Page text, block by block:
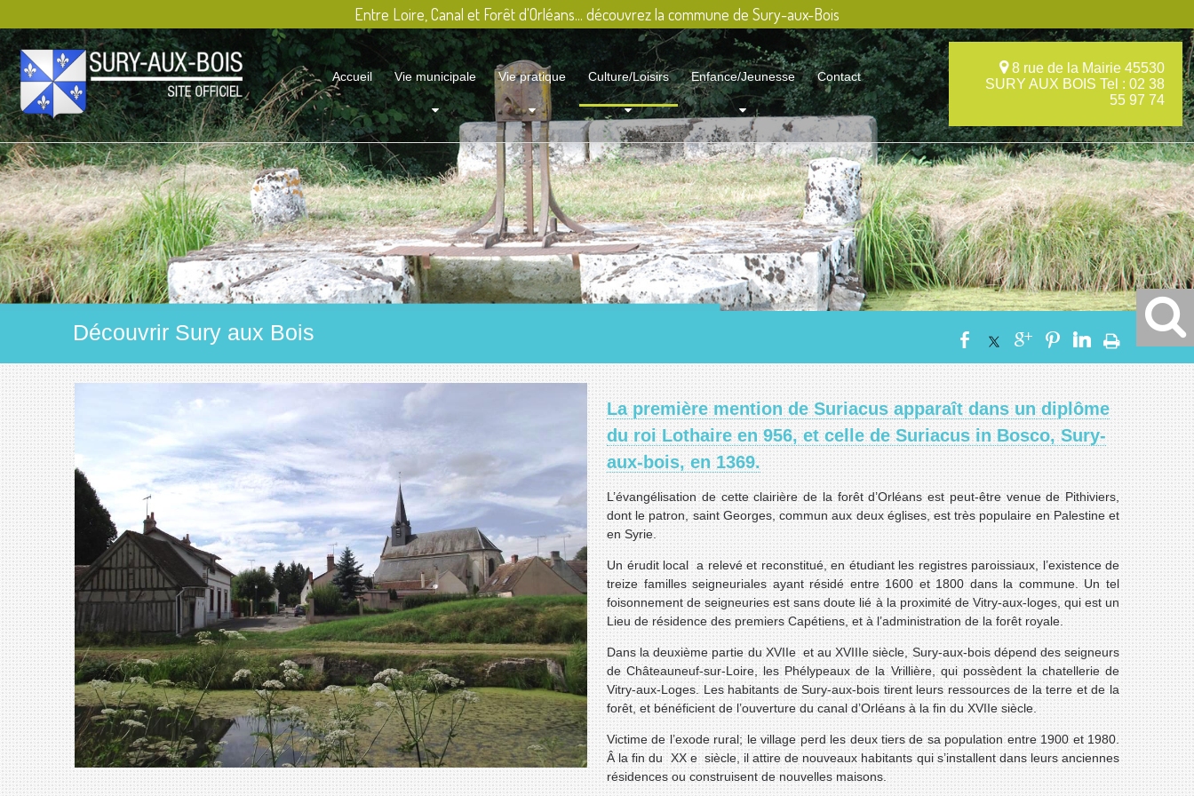
Entre Loire, Canal et Forêt d'Orléans... découvrez la commune de Sury-aux-Bois
8 rue de la Mairie 45530
SURY AUX BOIS Tel : 02 38
55 97 74
Accueil Vie municipale Vie pratique Culture/Loisirs Enfance/Jeunesse Contact
Découvrir Sury aux Bois
La première mention de Suriacus apparaît dans un diplôme
du roi Lothaire en 956, et celle de Suriacus in Bosco, Sury-
aux-bois, en 1369.
L’évangélisation de cette clairière de la forêt d’Orléans est peut-être venue de Pithiviers,
dont le patron, saint Georges, commun aux deux églises, est très populaire en Palestine et
en Syrie.
Un érudit local a relevé et reconstitué, en étudiant les registres paroissiaux, l’existence de
treize familles seigneuriales ayant résidé entre 1600 et 1800 dans la commune. Un tel
foisonnement de seigneuries est sans doute lié à la proximité de Vitry-aux-loges, qui est un
Lieu de résidence des premiers Capétiens, et à l’administration de la forêt royale.
Dans la deuxième partie du XVIIe et au XVIIIe siècle, Sury-aux-bois dépend des seigneurs
de Châteauneuf-sur-Loire, les Phélypeaux de la Vrillière, qui possèdent la chatellerie de
Vitry-aux-Loges. Les habitants de Sury-aux-bois tirent leurs ressources de la terre et de la
forêt, et bénéficient de l’ouverture du canal d’Orléans à la fin du XVIIe siècle.
Victime de l’exode rural; le village perd les deux tiers de sa population entre 1900 et 1980.
Â la fin du XX e siècle, il attire de nouveaux habitants qui s’installent dans leurs anciennes
résidences ou construisent de nouvelles maisons.